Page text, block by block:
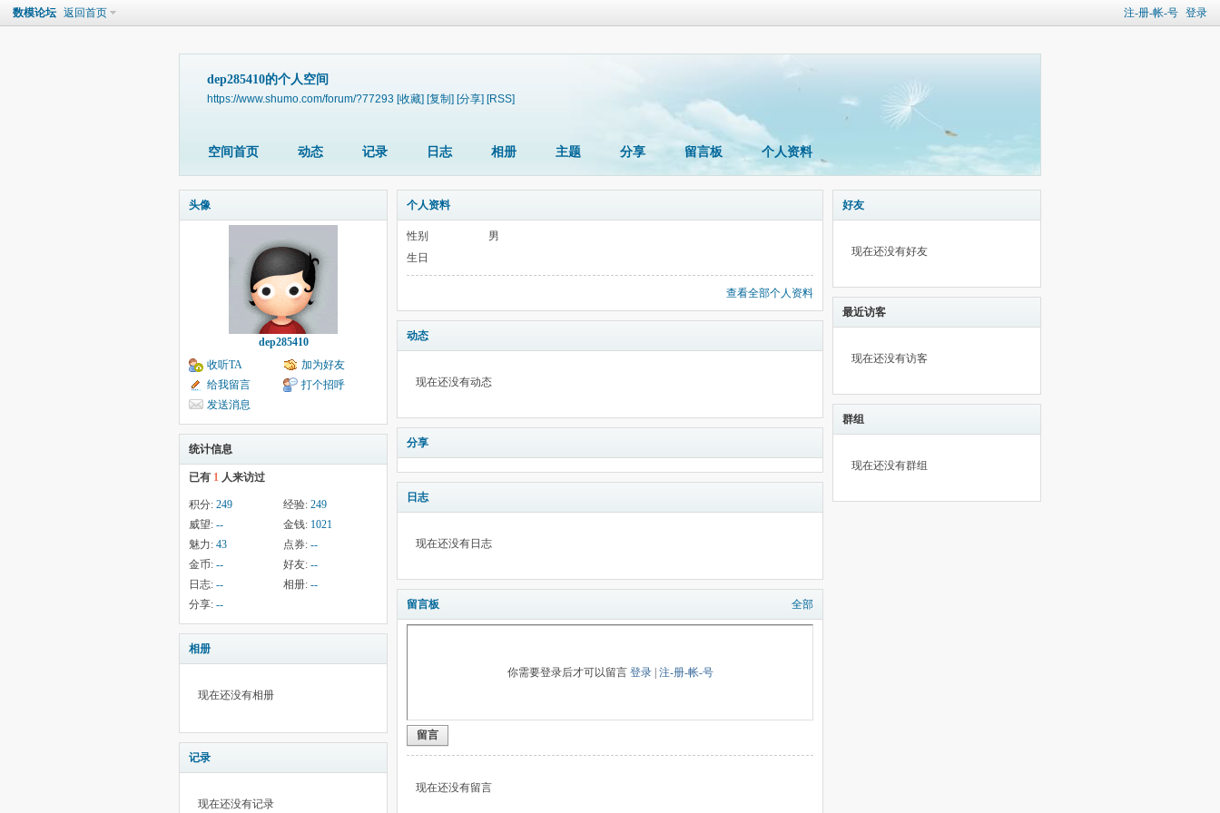
注-册-帐-号 登录
数模论坛 返回首页
dep285410的个人空间
https://www.shumo.com/forum/?77293 [收藏] [复制] [分享] [RSS]
空间首页 动态 记录 日志 相册 主题 分享 留言板 个人资料
头像
dep285410
收听TA
加为好友
给我留言
打个招呼
发送消息
统计信息
已有 1 人来访过
积分: 249 经验: 249
威望: -- 金钱: 1021
魅力: 43 点券: --
金币: -- 好友: --
日志: -- 相册: --
分享: --
相册
现在还没有相册
记录
现在还没有记录
个人资料
性别
男
生日
查看全部个人资料
动态
现在还没有动态
分享
日志
现在还没有日志
留言板 全部
你需要登录后才可以留言 登录| 注-册-帐-号
留言
现在还没有留言
好友
现在还没有好友
最近访客
现在还没有访客
群组
现在还没有群组